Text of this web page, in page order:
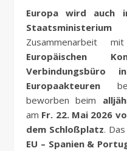
Europa wird
Staatsministerium
Zusammenarbeit
Europäischen
Verbindungsbüro
Europaakteuren
beworben beim
am Fr. 22. Mai 2026
dem Schloßplatz.
EU – Spanien &